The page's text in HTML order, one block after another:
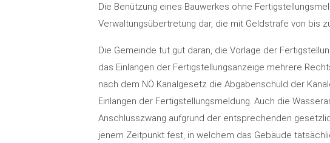
Die Benützung eines Bauwerkes ohne
Verwaltungsübertretung dar, die mit Geldstrafe von bis
Die Gemeinde tut gut daran, die Vorlage der
das Einlangen der Fertigstellungsanzeige mehrere
nach dem NÖ Kanalgesetz die Abgabenschuld der
Einlangen der Fertigstellungsmeldung. Auch die
Anschlusszwang aufgrund der entsprechenden
jenem Zeitpunkt fest, in welchem das Gebäude